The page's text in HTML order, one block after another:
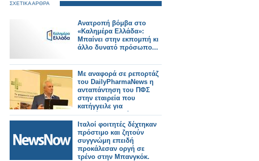
ΣΧΕΤΙΚΑ ΑΡΘΡΑ
Ανατροπή βόμβα στο
«Καλημέρα Ελλάδα»:
Μπαίνει στην εκπομπή κι
άλλο δυνατό πρόσωπο...
Με αναφορά σε ρεπορτάζ
του DailyPharmaNews η
ανταπάντηση του ΠΦΣ
στην εταιρεία που
κατήγγειλε για
απαράδεκτο τρόπο
διάθεσης σκευάσματός
της
Ιταλοί φοιτητές δέχτηκαν
πρόστιμο και ζητούν
συγγνώμη επειδή
προκάλεσαν οργή σε
τρένο στην Μπανγκόκ.